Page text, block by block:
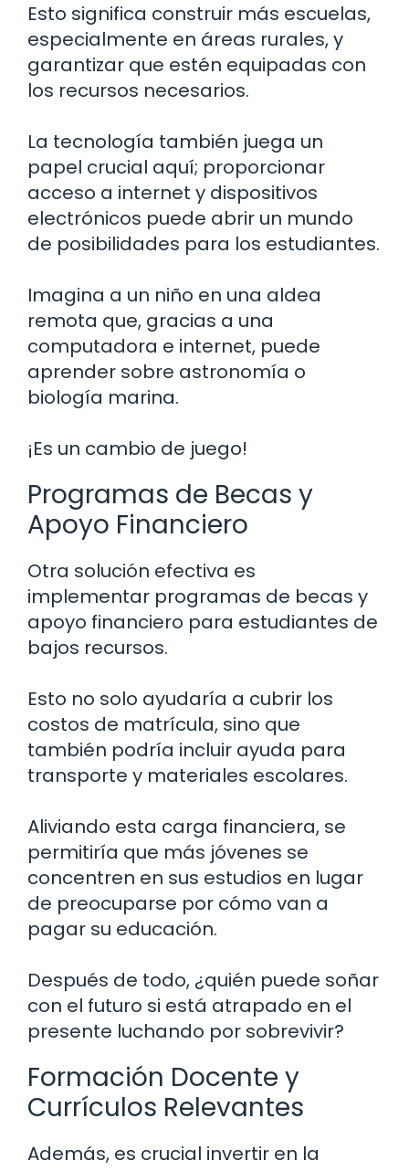
Esto significa construir más escuelas,
especialmente en áreas rurales, y
garantizar que estén equipadas con
los recursos necesarios.
La tecnología también juega un
papel crucial aquí; proporcionar
acceso a internet y dispositivos
electrónicos puede abrir un mundo
de posibilidades para los estudiantes.
Imagina a un niño en una aldea
remota que, gracias a una
computadora e internet, puede
aprender sobre astronomía o
biología marina.
¡Es un cambio de juego!
Programas de Becas y
Apoyo Financiero
Otra solución efectiva es
implementar programas de becas y
apoyo financiero para estudiantes de
bajos recursos.
Esto no solo ayudaría a cubrir los
costos de matrícula, sino que
también podría incluir ayuda para
transporte y materiales escolares.
Aliviando esta carga financiera, se
permitiría que más jóvenes se
concentren en sus estudios en lugar
de preocuparse por cómo van a
pagar su educación.
Después de todo, ¿quién puede soñar
con el futuro si está atrapado en el
presente luchando por sobrevivir?
Formación Docente y
Currículos Relevantes
Además, es crucial invertir en la